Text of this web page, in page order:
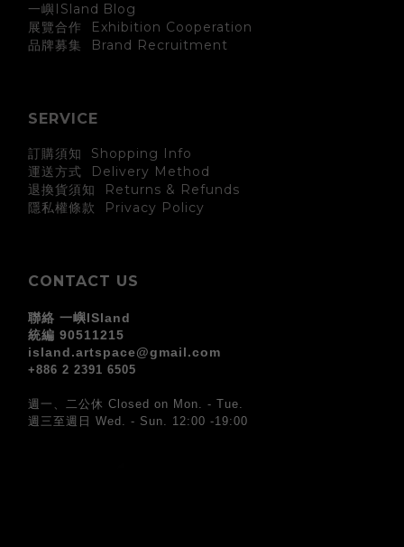
一嶼ISland Blog
展覽合作 Exhibition Cooperation
品牌募集 Brand Recruitment
SERVICE
訂購須知 Shopping Info
運送方式 Delivery Method
退換貨須知 Returns & Refunds
隱私權條款 Privacy Policy
CONTACT US
聯絡 一嶼ISland
統編 90511215
island.artspace@gmail.com
+886 2 2391 6505
週一、二公休 Closed on Mon. - Tue.
週三至週日 Wed. - Sun. 12:00 -19:00